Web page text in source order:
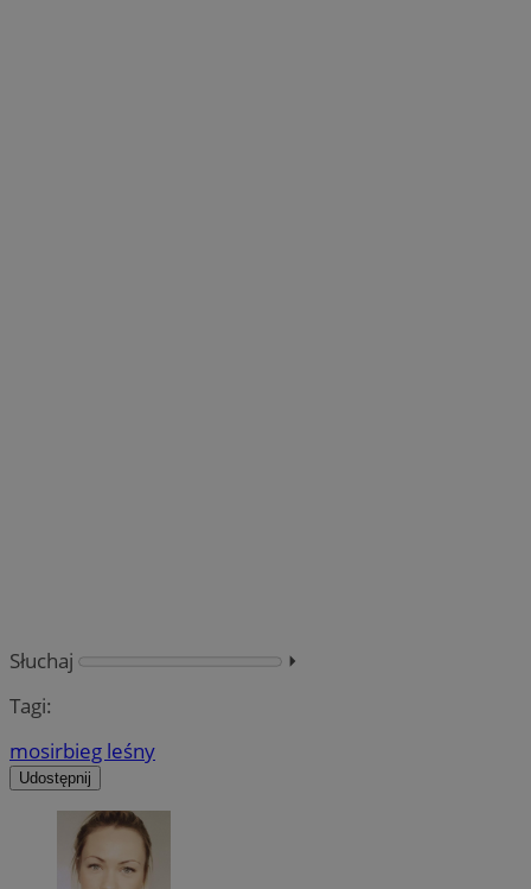
Słuchaj
⏵︎
Tagi:
mosirbieg leśny
Udostępnij